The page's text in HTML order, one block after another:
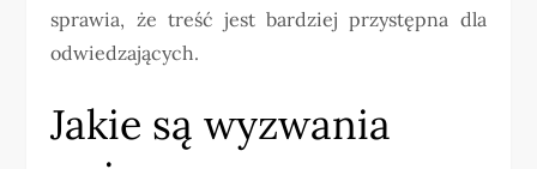
sprawia, że treść jest bardziej przystępna dla
odwiedzających.
Jakie są wyzwania